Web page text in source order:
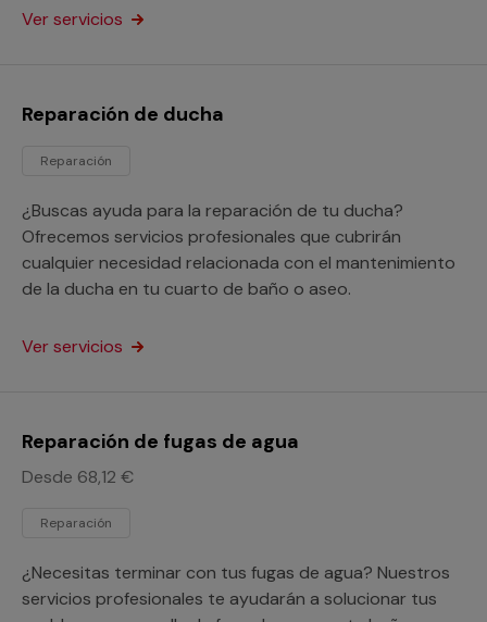
los agujeros y fugas que tenga.
Ver servicios
Reparación de ducha
Reparación
¿Buscas ayuda para la reparación de tu ducha?
Ofrecemos servicios profesionales que cubrirán
cualquier necesidad relacionada con el mantenimiento
de la ducha en tu cuarto de baño o aseo.
Ver servicios
Reparación de fugas de agua
Desde 68,12 €
Reparación
¿Necesitas terminar con tus fugas de agua? Nuestros
servicios profesionales te ayudarán a solucionar tus